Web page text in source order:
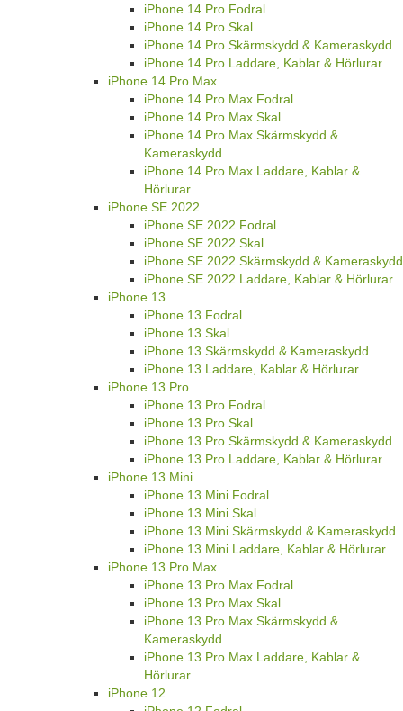
iPhone 14 Pro Fodral
iPhone 14 Pro Skal
iPhone 14 Pro Skärmskydd & Kameraskydd
iPhone 14 Pro Laddare, Kablar & Hörlurar
iPhone 14 Pro Max
iPhone 14 Pro Max Fodral
iPhone 14 Pro Max Skal
iPhone 14 Pro Max Skärmskydd &
Kameraskydd
iPhone 14 Pro Max Laddare, Kablar &
Hörlurar
iPhone SE 2022
iPhone SE 2022 Fodral
iPhone SE 2022 Skal
iPhone SE 2022 Skärmskydd & Kameraskydd
iPhone SE 2022 Laddare, Kablar & Hörlurar
iPhone 13
iPhone 13 Fodral
iPhone 13 Skal
iPhone 13 Skärmskydd & Kameraskydd
iPhone 13 Laddare, Kablar & Hörlurar
iPhone 13 Pro
iPhone 13 Pro Fodral
iPhone 13 Pro Skal
iPhone 13 Pro Skärmskydd & Kameraskydd
iPhone 13 Pro Laddare, Kablar & Hörlurar
iPhone 13 Mini
iPhone 13 Mini Fodral
iPhone 13 Mini Skal
iPhone 13 Mini Skärmskydd & Kameraskydd
iPhone 13 Mini Laddare, Kablar & Hörlurar
iPhone 13 Pro Max
iPhone 13 Pro Max Fodral
iPhone 13 Pro Max Skal
iPhone 13 Pro Max Skärmskydd &
Kameraskydd
iPhone 13 Pro Max Laddare, Kablar &
Hörlurar
iPhone 12